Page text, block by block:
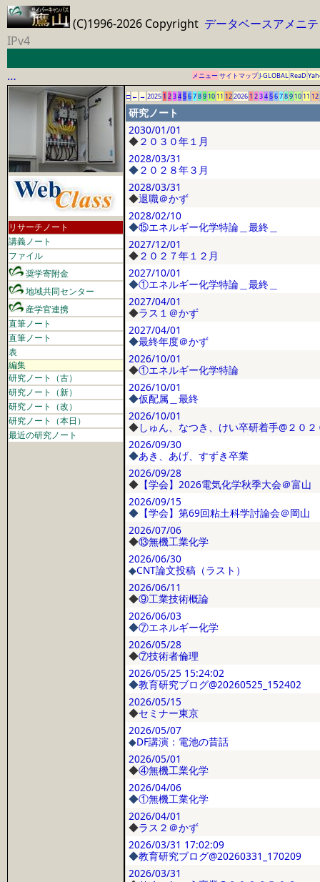
(C)1996-2026 Copyright データベースアメニ
IPv4
… メニューサイトマップJ-GLOBALReaD
リサーチノート
講義ノート
ファイル
奨学寄附金
地域共同センター
産学官連携
直筆ノート
直筆ノート
表
編集
研究ノート（古）
研究ノート（新）
研究ノート（改）
研究ノート（本日）
最近の研究ノート
□ ← → 2025 1 23456789 10 11 122026 1 23456789 10 11 12
研究ノート
2030/01/01
◆２０３０年１月
2028/03/31
◆２０２８年３月
2028/03/31
◆退職＠かず
2028/02/10
◆⑮エネルギー化学特論＿最終＿
2027/12/01
◆２０２７年１２月
2027/10/01
◆①エネルギー化学特論＿最終＿
2027/04/01
◆ラス１＠かず
2027/04/01
◆最終年度＠かず
2026/10/01
◆①エネルギー化学特論
2026/10/01
◆仮配属＿最終
2026/10/01
◆しゅん、なつき、けい卒研着手@２０
2026/09/30
◆あき、あげ、すずき卒業
2026/09/28
◆ 【学会】2026電気化学秋季大会＠富山
2026/09/15
◆ 【学会】第69回粘土科学討論会＠岡山
2026/07/06
◆⑬無機工業化学
2026/06/30
◆CNT論文投稿（ラスト）
2026/06/11
◆⑨工業技術概論
2026/06/03
◆⑦エネルギー化学
2026/05/28
◆⑦技術者倫理
2026/05/25 15:24:02
◆教育研究ブログ@20260525_152402
2026/05/15
◆セミナー東京
2026/05/07
◆DF講演：電池の昔話
2026/05/01
◆④無機工業化学
2026/04/06
◆①無機工業化学
2026/04/01
◆ラス２＠かず
2026/03/31 17:02:09
◆教育研究ブログ@20260331_170209
2026/03/31